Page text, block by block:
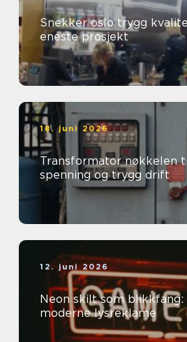
Snekker oslo trygg kvalitet i hvert
eneste prosjekt
18. juni 2026
Transformator nøkkelen til riktig
spenning og trygg drift
12. juni 2026
Neon skilt som blikkfang:
moderne lysreklame